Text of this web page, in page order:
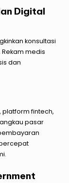
Digital
konsultasi
medis
dan
platform fintech,
pasar